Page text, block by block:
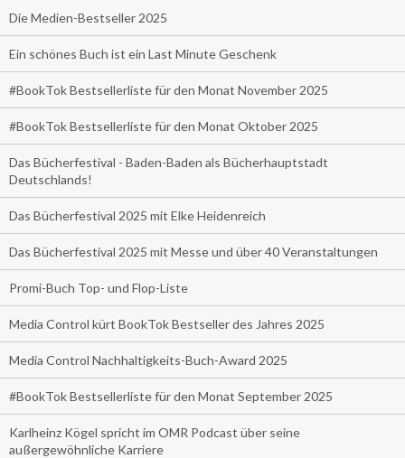
Die Medien-Bestseller 2025
Ein schönes Buch ist ein Last Minute Geschenk
#BookTok Bestsellerliste für den Monat November 2025
#BookTok Bestsellerliste für den Monat Oktober 2025
Das Bücherfestival - Baden-Baden als Bücherhauptstadt
Deutschlands!
Das Bücherfestival 2025 mit Elke Heidenreich
Das Bücherfestival 2025 mit Messe und über 40 Veranstaltungen
Promi-Buch Top- und Flop-Liste
Media Control kürt BookTok Bestseller des Jahres 2025
Media Control Nachhaltigkeits-Buch-Award 2025
#BookTok Bestsellerliste für den Monat September 2025
Karlheinz Kögel spricht im OMR Podcast über seine
außergewöhnliche Karriere